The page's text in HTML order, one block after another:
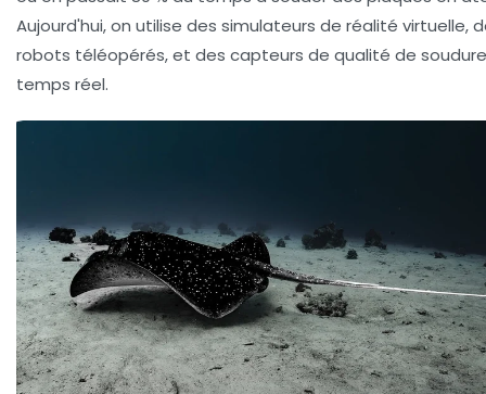
Aujourd'hui, on utilise des simulateurs de réalité virtuelle,
robots téléopérés, et des capteurs de qualité de
temps réel.